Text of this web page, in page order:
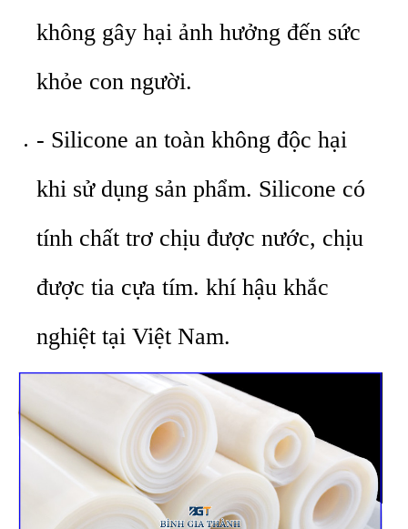
không gây hại ảnh hưởng đến sức
khỏe con người.
- Silicone an toàn không độc hại
khi sử dụng sản phẩm. Silicone có
tính chất trơ chịu được nước, chịu
được tia cựa tím. khí hậu khắc
nghiệt tại Việt Nam.